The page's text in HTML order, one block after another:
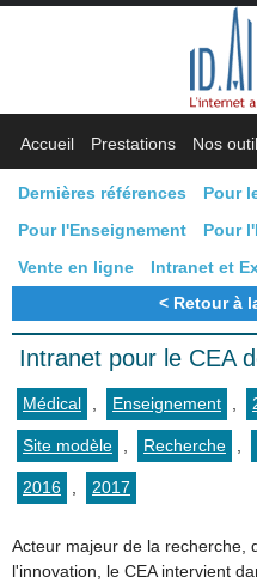
Accueil Prestations Nos
Dernières références Pour
Pour l'Enseignement
Pour
Vente en ligne
Intranet et
Retour à
Intranet pour le CEA
Médical Enseignement
Site modèle Recherche
2016 2017
Acteur majeur de la recherche,
l'innovation, le CEA intervient